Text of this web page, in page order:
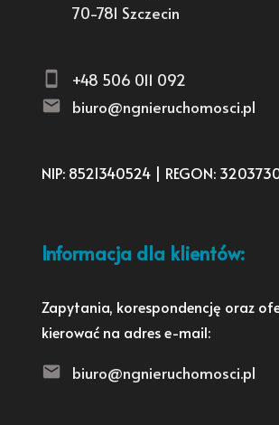
70-781 Szczecin
+48 506 011 092
biuro@ngnieruchomosci.pl
NIP: 8521340524 | REGON:
Informacja dla klientów:
Zapytania, korespondencję oraz
kierować na adres e-mail:
biuro@ngnieruchomosci.pl